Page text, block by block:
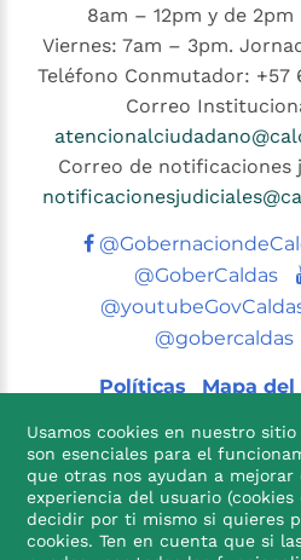
8am – 12pm y de
Viernes: 7am – 3pm.
Teléfono Conmutador: +57
Correo
Correo de notificaciones
@GoberCaldas
@gobercaldas
Políticas Mapa
Usamos cookies en nuestro
son esenciales para el
que otras nos ayudan a
experiencia del usuario (cookies
decidir por ti mismo si quieres
cookies. Ten en cuenta que si